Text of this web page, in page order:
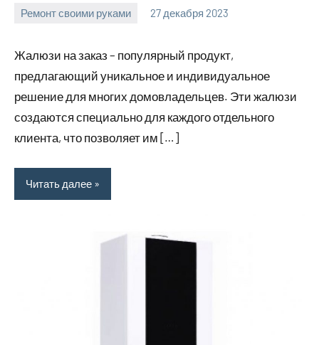
Ремонт своими руками 27 декабря 2023
Жалюзи на заказ – популярный продукт,
предлагающий уникальное и индивидуальное
решение для многих домовладельцев. Эти жалюзи
создаются специально для каждого отдельного
клиента, что позволяет им […]
Читать далее